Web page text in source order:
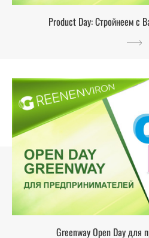
Product Day: Стройнеем с
Greenway Open Day для